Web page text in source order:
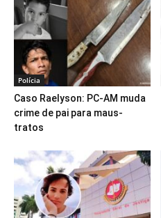
Polícia
Caso Raelyson: PC-AM muda
crime de pai para maus-
tratos